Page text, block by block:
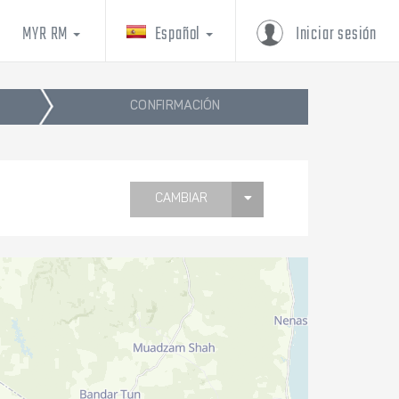
Iniciar sesión
Español
MYR RM
CONFIRMACIÓN
CAMBIAR